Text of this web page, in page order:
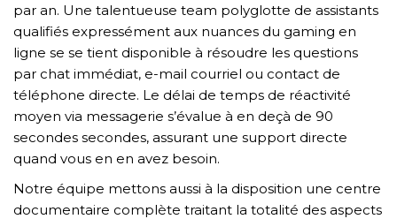
par an. Une talentueuse team polyglotte de assistants
qualifiés expressément aux nuances du gaming en
ligne se se tient disponible à résoudre les questions
par chat immédiat, e-mail courriel ou contact de
téléphone directe. Le délai de temps de réactivité
moyen via messagerie s’évalue à en deçà de 90
secondes secondes, assurant une support directe
quand vous en en avez besoin.
Notre équipe mettons aussi à la disposition une centre
documentaire complète traitant la totalité des aspects